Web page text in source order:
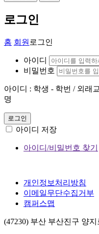
로그인
홈 회원 로그인
아이디
비밀번호
아이디 : 학생 - 학번 / 외래
명
로그인
아이디 저장
아이디/비밀번호 찾기
개인정보처리방침
이메일무단수집거부
캠퍼스맵
(47230) 부산 부산진구 양